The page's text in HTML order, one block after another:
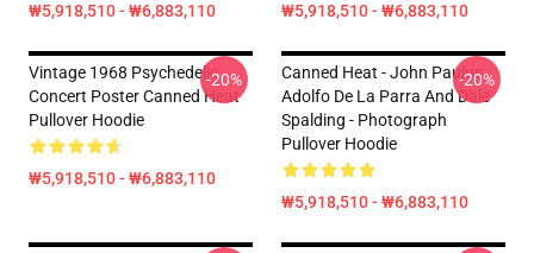
₩5,918,510 - ₩6,883,110 ₩5,918,510 - ₩6,883,110
Vintage 1968 Psychedelic
Concert Poster Canned Heat
Pullover Hoodie
₩5,918,510 - ₩6,883,110
-20%
Canned Heat - John Paulus,
Adolfo De La Parra And Dale
Spalding - Photograph
Pullover Hoodie
₩5,918,510 - ₩6,883,110
-20%